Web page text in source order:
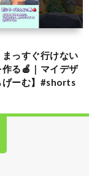
まっすぐ行けない
る🍎｜マイデザ
げーむ】#shorts